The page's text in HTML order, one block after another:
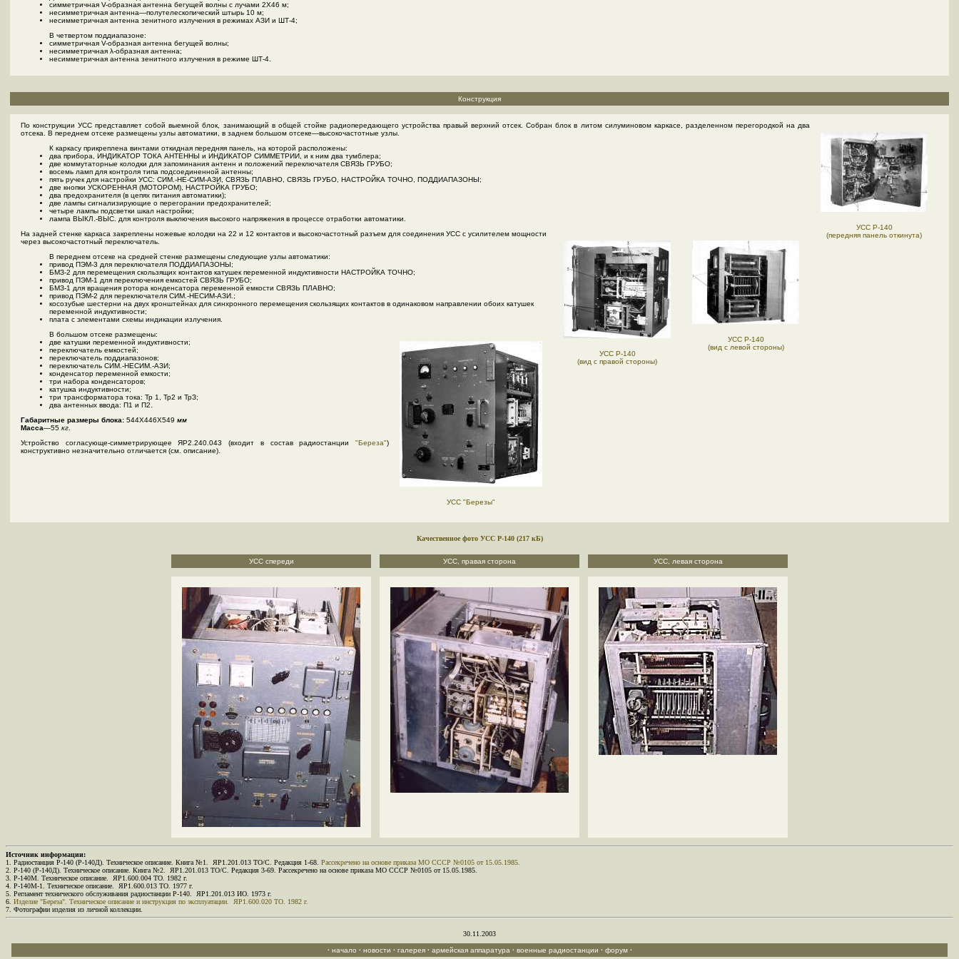
симметричная V-образная антенна бегущей волны с лучами 2X46 м;
несимметричная антенна—полутелескопический штырь 10 м;
несимметричная антенна зенитного излучения в режимах АЗИ и ШТ-4;
В четвертом поддиапазоне:
симметричная V-образная антенна бегущей волны;
несимметричная λ-образная антенна;
несимметричная антенна зенитного излучения в режиме ШТ-4.
Конструкция
УСС Р-140
(передняя панель откинута)
По конструкции УСС представляет собой выемной блок, занимающий в общей стойке радиопередающего устройства правый верхний отсек. Собран блок в литом силуминовом каркасе, разделенном перегородкой на два
отсека. В переднем отсеке размещены узлы автоматики, в заднем большом отсеке—высокочастотные узлы.
К каркасу прикреплена винтами откидная передняя панель, на которой расположены:
два прибора, ИНДИКАТОР ТОКА АНТЕННЫ и ИНДИКАТОР СИММЕТРИИ, и к ним два тумблера;
две коммутаторные колодки для запоминания антенн и положений переключателя СВЯЗЬ ГРУБО;
восемь ламп для контроля типа подсоединенной антенны;
пять ручек для настройки УСС: СИМ.-НЕ-СИМ-АЗИ, СВЯЗЬ ПЛАВНО, СВЯЗЬ ГРУБО, НАСТРОЙКА ТОЧНО, ПОДДИАПАЗОНЫ;
две кнопки УСКОРЕННАЯ (МОТОРОМ), НАСТРОЙКА ГРУБО;
два предохранителя (в цепях питания автоматики);
две лампы сигнализирующие о перегорании предохранителей;
четыре лампы подсветки шкал настройки;
лампа ВЫКЛ.-ВЫС. для контроля выключения высокого напряжения в процессе отработки автоматики.
УCC Р-140
(вид с левой стороны)
УCC Р-140
(вид с правой стороны)
На задней стенке каркаса закреплены ножевые колодки на 22 и 12 контактов и высокочастотный разъем для соединения УСС с усилителем мощности
через высокочастотный переключатель.
В переднем отсеке на средней стенке размещены следующие узлы автоматики:
привод ПЭМ-3 для переключателя ПОДДИАПАЗОНЫ;
БМЗ-2 для перемещения скользящих контактов катушек переменной индуктивности НАСТРОЙКА ТОЧНО;
привод ПЭМ-1 для переключения емкостей СВЯЗЬ ГРУБО;
БМЗ-1 для вращения ротора конденсатора переменной емкости СВЯЗЬ ПЛАВНО;
привод ПЭМ-2 для переключателя СИМ.-НЕСИМ-АЗИ.;
косозубые шестерни на двух кронштейнах для синхронного перемещения скользящих контактов в одинаковом направлении обоих катушек
переменной индуктивности;
плата с элементами схемы индикации излучения.
УCC "Березы"
В большом отсеке размещены:
две катушки переменной индуктивности;
переключатель емкостей;
переключатель поддиапазонов;
переключатель СИМ.-НЕСИМ.-АЗИ;
конденсатор переменной емкости;
три набора конденсаторов;
катушка индуктивности;
три трансформатора тока: Тр 1, Тр2 и ТрЗ;
два антенных ввода: П1 и П2.
Габаритные размеры блока: 544X446X549 мм
Масса—55 кг
Устройство согласующе-симметрирующее ЯР2.240.043 (входит в состав радиостанции "Береза")
конструктивно незначительно отличается (см. описание).
Качественное фото УСС Р-140 (217 кБ)
УСС спереди УСС, правая сторона УСС, левая сторона
Источник информации:
1. Радиостанция Р-140 (Р-140Д). Техническое описание. Книга №1. ЯР1.201.013 ТО/С. Редакция 1-68. Рассекречено на основе приказа МО СССР №0105 от 15.05.1985.
2. Р-140 (Р-140Д). Техническое описание. Книга №2. ЯР1.201.013 ТО/С. Редакция 3-69. Рассекречено на основе приказа МО СССР №0105 от 15.05.1985.
3. Р-140М. Техническое описание. ЯР1.600.004 ТО. 1982 г.
4. Р-140М-1. Техническое описание. ЯР1.600.013 ТО. 1977 г.
5. Регламент технического обслуживания радиостанции Р-140. ЯР1.201.013 ИО. 1973 г.
6. Изделие "Береза". Техническое описание и инструкция по эксплуатации. ЯР1.600.020 ТО. 1982 г.
7. Фотографии изделия из личной коллекции.
30.11.2003
· начало · новости · галерея · армейская аппаратура · военные радиостанции · форум ·